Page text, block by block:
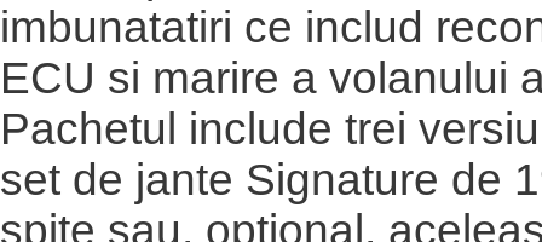
imbunatatiri ce includ
ECU si marire a volanului
Pachetul include trei
set de jante Signature de
spite sau, optional,